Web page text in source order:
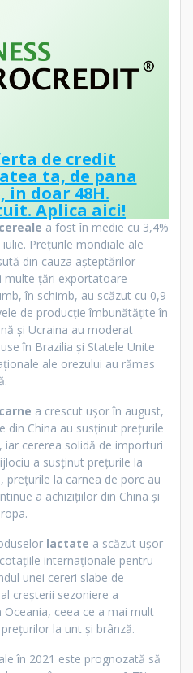
de credit
ta, de pana
in doar 48H.
Aplica aici!
cereale a fost în medie cu 3,4%
Prețurile mondiale ale
din cauza așteptărilor
multe țări exportatoare
în schimb, au scăzut cu 0,9
de producție îmbunătățite în
și Ucraina au moderat
în Brazilia și Statele Unite
ale orezului au rămas
carne a crescut ușor în august,
din China au susținut prețurile
iar cererea solidă de importuri
a susținut prețurile la
prețurile la carnea de porc au
a achizițiilor din China și
lactate a scăzut ușor
internaționale pentru
unei cereri slabe de
creșterii sezoniere a
ceea ce a mai mult
la unt și brânză.
în 2021 este prognozată să